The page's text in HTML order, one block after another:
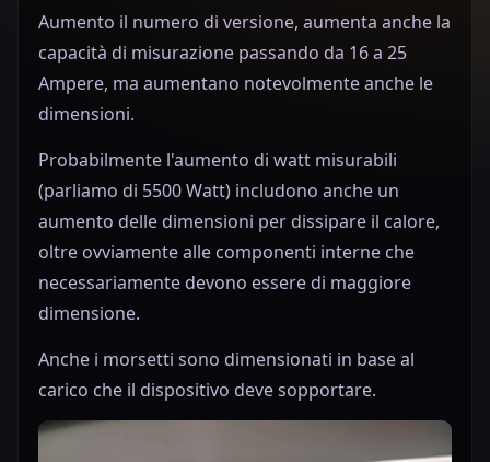
Aumento il numero di versione, aumenta anche la
capacità di misurazione passando da 16 a 25
Ampere, ma aumentano notevolmente anche le
dimensioni.
Probabilmente l'aumento di watt misurabili
(parliamo di 5500 Watt) includono anche un
aumento delle dimensioni per dissipare il calore,
oltre ovviamente alle componenti interne che
necessariamente devono essere di maggiore
dimensione.
Anche i morsetti sono dimensionati in base al
carico che il dispositivo deve sopportare.